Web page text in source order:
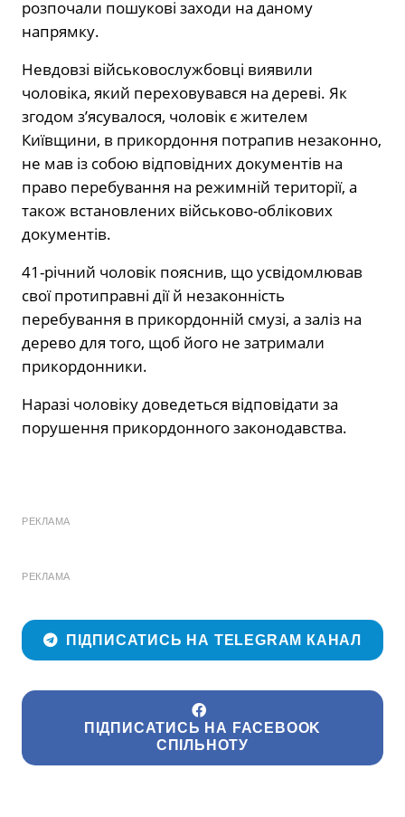
розпочали пошукові заходи на даному
напрямку.
Невдовзі військовослужбовці виявили
чоловіка, який переховувався на дереві. Як
згодом з’ясувалося, чоловік є жителем
Київщини, в прикордоння потрапив незаконно,
не мав із собою відповідних документів на
право перебування на режимній території, а
також встановлених військово-облікових
документів.
41-річний чоловік пояснив, що усвідомлював
свої протиправні дії й незаконність
перебування в прикордонній смузі, а заліз на
дерево для того, щоб його не затримали
прикордонники.
Наразі чоловіку доведеться відповідати за
порушення прикордонного законодавства.
РЕКЛАМА
РЕКЛАМА
ПІДПИСАТИСЬ НА TELEGRAM КАНАЛ
ПІДПИСАТИСЬ НА FACEBOOK
СПІЛЬНОТУ